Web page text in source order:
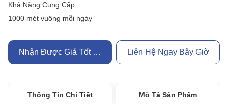
Khả Năng Cung Cấp:
1000 mét vuông mỗi ngày
Nhận Được Giá Tốt Nhất Liên Hệ Ngay Bây Giờ
Thông Tin Chi Tiết Mô Tả Sản Phẩm